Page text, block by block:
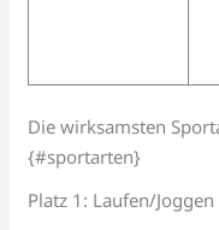
Die wirksamsten
{#sportarten}
Platz 1: Laufen/Joggen